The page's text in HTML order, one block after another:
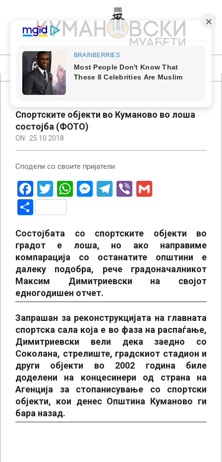
content
КУМАНОВСКИ
МУАБЕТИ
Primary
Navigation
Спортските објекти во Куманово во лоша
состојба (ФОТО)
ON: 25.10.2018
Сподели со своите пријатели
Facebook
Twitter
WhatsApp
Messenger
Telegram
Viber
Share
Состојбата со спортските објекти во
градот е лоша, но ако направиме
компарација со останатите општини е
далеку подобра, рече градоначалникот
Максим Димитриевски на својот
едногодишен отчет.
Запрашан за реконструкцијата на главната
спортска сала која е во фаза на распаѓање,
Димитриевски вели дека заедно со
Соколана, стрелиште, градскиот стадион и
други објекти во 2002 година биле
доделени на концесинери од страна на
Агенција за стопанисување со спортски
објекти, кои денес Општина Куманово ги
бара назад.